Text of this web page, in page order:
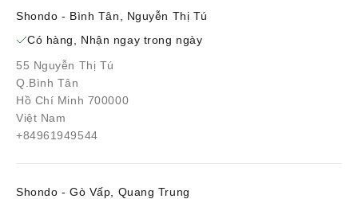
Shondo - Bình Tân, Nguyễn Thị Tú
Có hàng, Nhận ngay trong ngày
55 Nguyễn Thị Tú
Q.Bình Tân
Hồ Chí Minh 700000
Việt Nam
+84961949544
Shondo - Gò Vấp, Quang Trung